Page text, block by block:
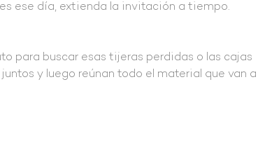
ese día, extienda la invitación a tiempo.
para buscar esas tijeras perdidas o las cajas
y luego reúnan todo el material que van a